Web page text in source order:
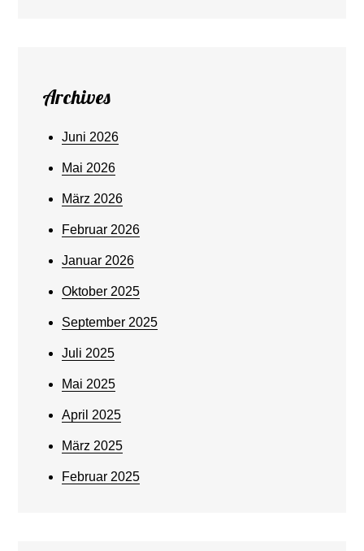
Archives
Juni 2026
Mai 2026
März 2026
Februar 2026
Januar 2026
Oktober 2025
September 2025
Juli 2025
Mai 2025
April 2025
März 2025
Februar 2025